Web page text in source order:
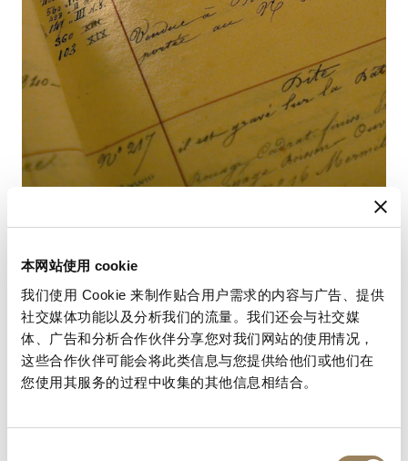
本网站使用 cookie
我们使用 Cookie 来制作贴合用户需求的内容与广告、提供
社交媒体功能以及分析我们的流量。我们还会与社交媒
体、广告和分析合作伙伴分享您对我们网站的使用情况，
这些合作伙伴可能会将此类信息与您提供给他们或他们在
您使用其服务的过程中收集的其他信息相结合。
查找您的使用手冊
請使用您的時計編號查閱使用手冊，以獲取有關使用和設
定的基本說明。
查找您的手冊